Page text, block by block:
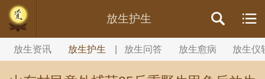
//内容文章背景颜色设置
放生护生
放生资讯 放生护生 | 放生问答 放生愈病 放生仪